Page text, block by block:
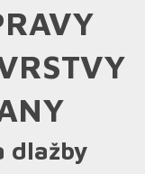
dlažby